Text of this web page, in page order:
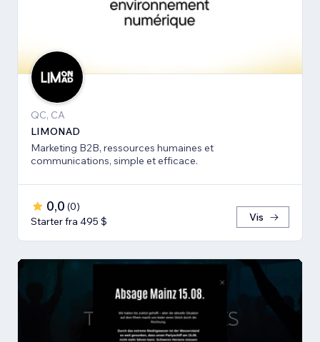
QC, CA
LIMONAD
Marketing B2B, ressources humaines et
communications, simple et efficace.
0,0 (0)
Starter fra 495 $
Vis